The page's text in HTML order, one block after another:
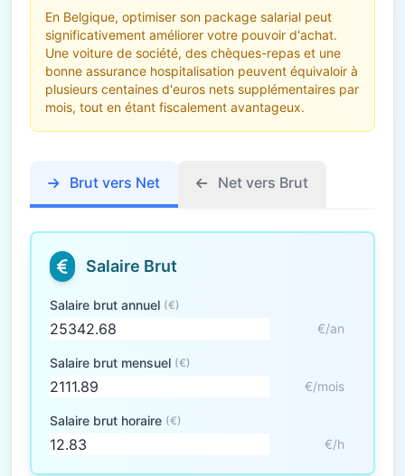
En Belgique, optimiser son package salarial peut
significativement améliorer votre pouvoir d'achat.
Une voiture de société, des chèques-repas et une
bonne assurance hospitalisation peuvent équivaloir à
plusieurs centaines d'euros nets supplémentaires par
mois, tout en étant fiscalement avantageux.
Brut vers Net Net vers Brut
Salaire Brut
Salaire brut annuel (€)
€/an
Salaire brut mensuel (€)
€/mois
Salaire brut horaire (€)
€/h